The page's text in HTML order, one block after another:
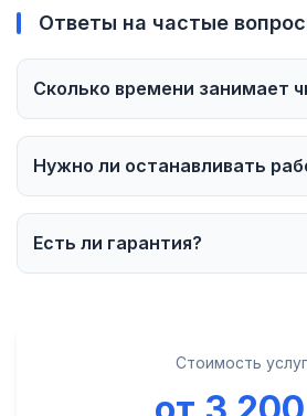
Ответы на частые
Сколько времени занимает
Нужно ли останавливать
Есть ли гарантия?
Стоимость